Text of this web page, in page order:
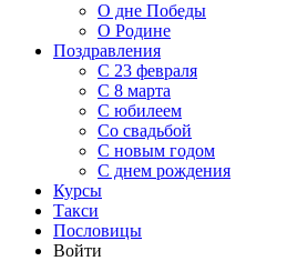
О дне Победы
О Родине
Поздравления
С 23 февраля
С 8 марта
С юбилеем
Со свадьбой
С новым годом
С днем рождения
Курсы
Такси
Пословицы
Войти